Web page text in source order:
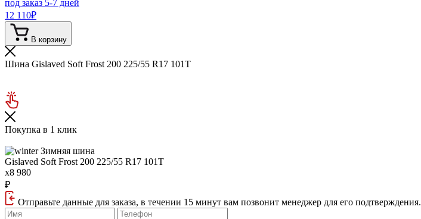
под заказ 5-7 дней
12 110₽
В корзину
Шина Gislaved Soft Frost 200 225/55 R17 101T
Покупка в 1 клик
Зимняя шина
Gislaved Soft Frost 200 225/55 R17 101T
x8 980
₽
Отправьте данные для заказа, в течении 15 минут вам позвонит менеджер для его подтверждения.